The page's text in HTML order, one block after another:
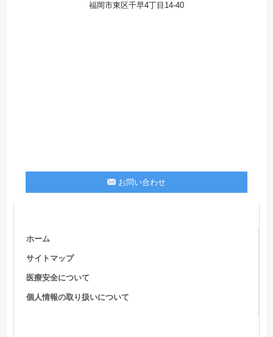
福岡市東区千早4丁目14-40
お問い合わせ
ホーム
サイトマップ
医療安全について
個人情報の取り扱いについて